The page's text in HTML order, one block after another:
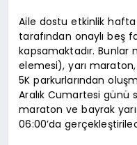
Aile dostu etkinlik hafta
tarafından onaylı beş
kapsamaktadır.
elemesi), yarı maraton,
5K parkurlarından
Aralık Cumartesi günü
maraton ve bayrak
06:00’da